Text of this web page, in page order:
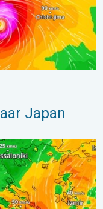
Japan
Hitte en veel